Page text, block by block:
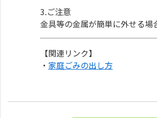
3.ご注意
金具等の金属が簡単に外せる
【関連リンク】
・ 家庭ごみの出し方